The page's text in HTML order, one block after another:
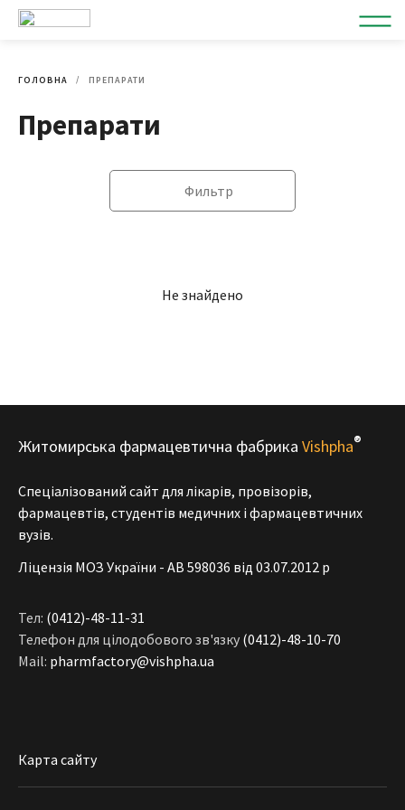
ГОЛОВНА ПРЕПАРАТИ
Препарати
Фильтр
Не знайдено
Житомирська фармацевтична фабрика Vishpha®
Спеціалізований сайт для лікарів, провізорів,
фармацевтів, студентів медичних і фармацевтичних
вузів.
Ліцензія МОЗ України - АВ 598036 від 03.07.2012 р
Тел: (0412)-48-11-31
Телефон для цілодобового зв'язку (0412)-48-10-70
Mail: pharmfactory@vishpha.ua
Карта сайту